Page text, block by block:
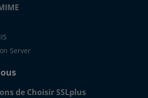
Server
de Choisir SSLplus